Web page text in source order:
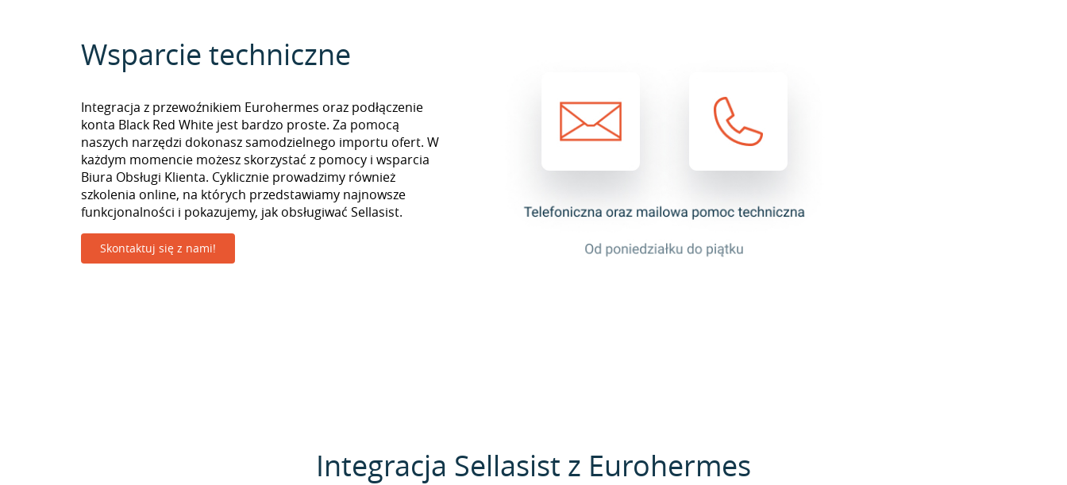
Wsparcie techniczne
Integracja z przewoźnikiem Eurohermes oraz podłączenie
konta Black Red White jest bardzo proste. Za pomocą
naszych narzędzi dokonasz samodzielnego importu ofert. W
każdym momencie możesz skorzystać z pomocy i wsparcia
Biura Obsługi Klienta. Cyklicznie prowadzimy również
szkolenia online, na których przedstawiamy najnowsze
funkcjonalności i pokazujemy, jak obsługiwać Sellasist.
Skontaktuj się z nami!
Integracja Sellasist z Eurohermes